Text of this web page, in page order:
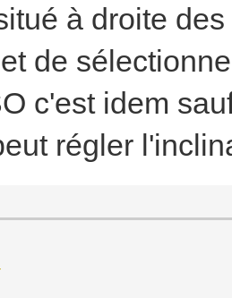
à droite
de
c'est idem
régler